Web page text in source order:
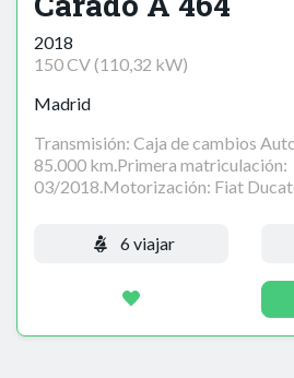
2018
150 CV (110,32 kW)
Madrid
Transmisión: Caja de cambios
85.000 km.Primera matriculación:
03/2018.Motorización: Fiat
6 viajar